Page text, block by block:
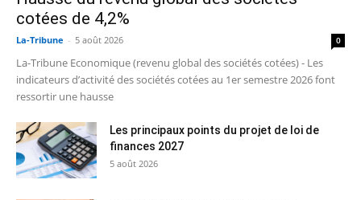
cotées de 4,2%
La-Tribune - 5 août 2026 0
La-Tribune Economique (revenu global des sociétés cotées) - Les
indicateurs d’activité des sociétés cotées au 1er semestre 2026 font
ressortir une hausse
Les principaux points du projet de loi de
finances 2027
5 août 2026